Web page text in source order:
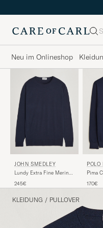
Neu im Onlineshop
JOHN SMEDLEY
Lundy Extra Fine Merino
245€
POLO
Pima
170€
KLEIDUNG / PULLOVER